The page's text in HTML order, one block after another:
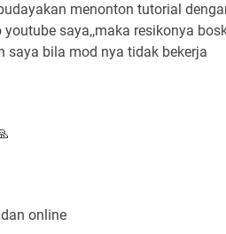
menonton tutorial
saya,,maka resikonya
saya bila mod nya tidak bekerja
online